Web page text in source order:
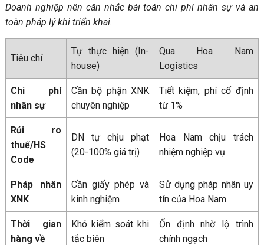
Doanh nghiệp nên cân nhắc bài toán chi phí nhân sự và an
toàn pháp lý khi triển khai.
Tiêu chí
Tự thực hiện (In-
house)
Qua Hoa Nam
Logistics
Chi phí
nhân sự
Cần bộ phận XNK
chuyên nghiệp
Tiết kiệm, phí cố định
từ 1%
Rủi ro
thuế/HS
Code
DN tự chịu phạt
(20-100% giá trị)
Hoa Nam chịu trách
nhiệm nghiệp vụ
Pháp nhân
XNK
Cần giấy phép và
kinh nghiệm
Sử dụng pháp nhân uy
tín của Hoa Nam
Thời gian
hàng về
Khó kiểm soát khi
tắc biên
Ổn định nhờ lộ trình
chính ngạch